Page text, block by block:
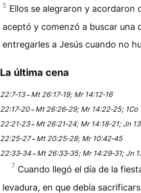
5 Ellos se alegraron y acordaron
aceptó y comenzó a buscar una
entregarles a Jesús cuando no
La última cena
22:7‑13– Mt 26:17‑19; Mr 14:12‑16
22:17‑20– Mt 26:26‑29; Mr 14:22‑25; 1Co
22:21‑23– Mt 26:21‑24; Mr 14:18‑21; Jn
22:25‑27– Mt 20:25‑28; Mr 10:42‑45
22:33‑34– Mt 26:33‑35; Mr 14:29‑31; Jn
7 Cuando llegó el día de la
levadura, en que debía